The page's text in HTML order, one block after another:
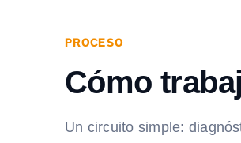
PROCESO
Cómo
Un circuito simple: